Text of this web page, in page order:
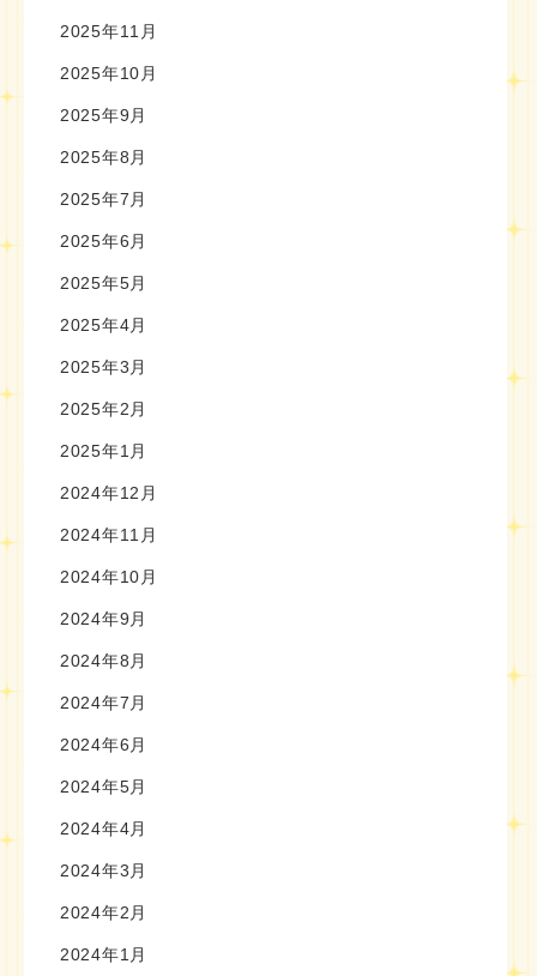
2025年11月
2025年10月
2025年9月
2025年8月
2025年7月
2025年6月
2025年5月
2025年4月
2025年3月
2025年2月
2025年1月
2024年12月
2024年11月
2024年10月
2024年9月
2024年8月
2024年7月
2024年6月
2024年5月
2024年4月
2024年3月
2024年2月
2024年1月